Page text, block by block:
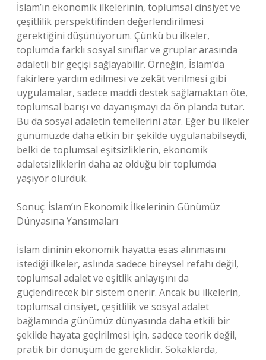
İslam’ın ekonomik ilkelerinin, toplumsal cinsiyet ve
çeşitlilik perspektifinden değerlendirilmesi
gerektiğini düşünüyorum. Çünkü bu ilkeler,
toplumda farklı sosyal sınıflar ve gruplar arasında
adaletli bir geçişi sağlayabilir. Örneğin, İslam’da
fakirlere yardım edilmesi ve zekât verilmesi gibi
uygulamalar, sadece maddi destek sağlamaktan öte,
toplumsal barışı ve dayanışmayı da ön planda tutar.
Bu da sosyal adaletin temellerini atar. Eğer bu ilkeler
günümüzde daha etkin bir şekilde uygulanabilseydi,
belki de toplumsal eşitsizliklerin, ekonomik
adaletsizliklerin daha az olduğu bir toplumda
yaşıyor olurduk.
Sonuç: İslam’ın Ekonomik İlkelerinin Günümüz
Dünyasına Yansımaları
İslam dininin ekonomik hayatta esas alınmasını
istediği ilkeler, aslında sadece bireysel refahı değil,
toplumsal adalet ve eşitlik anlayışını da
güçlendirecek bir sistem önerir. Ancak bu ilkelerin,
toplumsal cinsiyet, çeşitlilik ve sosyal adalet
bağlamında günümüz dünyasında daha etkili bir
şekilde hayata geçirilmesi için, sadece teorik değil,
pratik bir dönüşüm de gereklidir. Sokaklarda,